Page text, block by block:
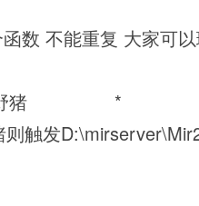
数 不能重复 大家可
野猪 *
触发